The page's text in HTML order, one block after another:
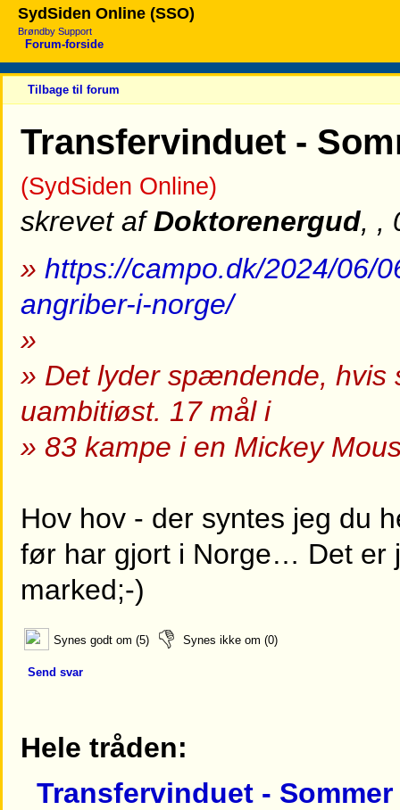
SydSiden Online (SSO)
Brøndby Support
Forum-forside
Tilbage til forum
Transfervinduet -
(SydSiden Online)
skrevet afDoktorenergud, ,
» https://campo.dk/2024/06/
angriber-i-norge/
»
» Det lyder spændende,
uambitiøst. 17 mål i
» 83 kampe i en Mickey
Hov hov - der syntes jeg du
før har gjort i Norge… Det er
marked;-)
Synes godt om (5) Synes ikke om (0)
Send svar
Hele tråden:
Transfervinduet -